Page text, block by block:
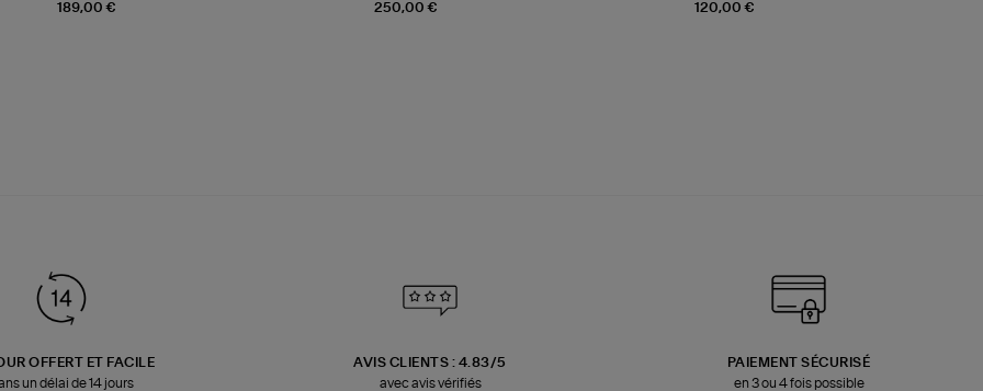
189,00 € 250,00 €
120,00 €
OFFERT ET FACILE
un délai de 14 jours
AVIS CLIENTS : 4.83/5
avec avis vérifiés
PAIEMENT SÉCURISÉ
en 3 ou 4 fois possible